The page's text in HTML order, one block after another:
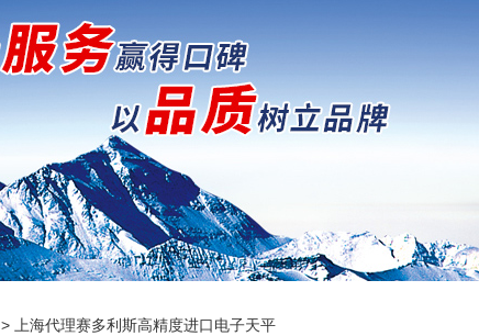
> 上海代理赛多利斯高精度进口电子天平